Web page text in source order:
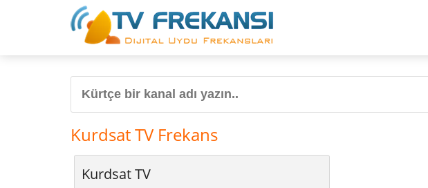
Kurdsat TV Frekans
Kurdsat TV